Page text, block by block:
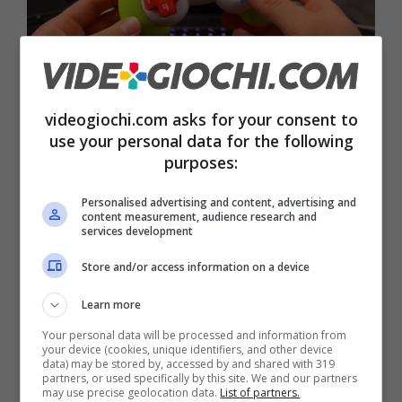
Qualcuno ha finito Elden Ring con un pad Fisher Price –
Scorrendo i commenti,sembra essere tutto
l’utenteWario64.Ma non bisogna mai fare
battute a un modder perché, prima o poi,
riuscirà a trasformare quella battuta in realtà.
E infatti, come si vede anche dal video
pubblicato sempre sul social dell’uccellino
azzurro, il risultato èun pad collegato al PC
attraverso un cavo mini USB perfettamente
videogiochi.com asks for your consent to
use your personal data for the following
purposes:
Personalised advertising and content, advertising and
content measurement, audience research and
services development
Store and/or access information on a device
Learn more
Your personal data will be processed and information from
your device (cookies, unique identifiers, and other device
data) may be stored by, accessed by and shared with 319
partners, or used specifically by this site. We and our partners
may use precise geolocation data. List of partners.